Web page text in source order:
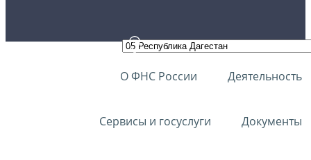
О ФНС России Деятельность
Сервисы и госуслуги Документы